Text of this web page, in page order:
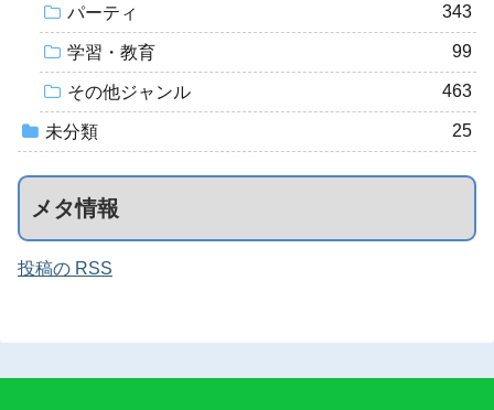
パーティ 343
学習・教育 99
その他ジャンル 463
未分類 25
メタ情報
投稿の RSS